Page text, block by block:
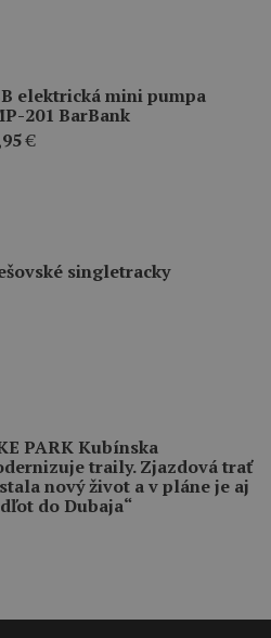
elektrická mini pumpa
201 BarBank
€
singletracky
PARK Kubínska
traily. Zjazdová trať
nový život a v pláne je aj
do Dubaja“